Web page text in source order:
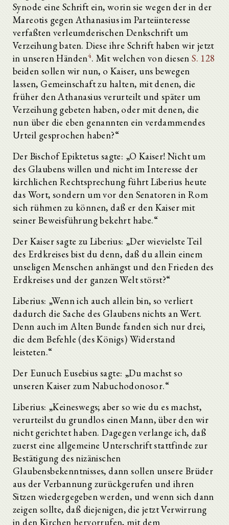
Synode eine Schrift ein, worin sie wegen der in der
Mareotis gegen Athanasius im Parteiinteresse
verfaßten verleumderischen Denkschrift um
Verzeihung baten. Diese ihre Schrift haben wir jetzt
in unseren Händen4. Mit welchen von diesenS. 128
beiden sollen wir nun, o Kaiser, uns bewegen
lassen, Gemeinschaft zu halten, mit denen, die
früher den Athanasius verurteilt und später um
Verzeihung gebeten haben, oder mit denen, die
nun über die eben genannten ein verdammendes
Urteil gesprochen haben?“
Der Bischof Epiktetus sagte: „O Kaiser! Nicht um
des Glaubens willen und nicht im Interesse der
kirchlichen Rechtsprechung führt Liberius heute
das Wort, sondern um vor den Senatoren in Rom
sich rühmen zu können, daß er den Kaiser mit
seiner Beweisführung bekehrt habe.“
Der Kaiser sagte zu Liberius: „Der wievielste Teil
des Erdkreises bist du denn, daß du allein einem
unseligen Menschen anhängst und den Frieden des
Erdkreises und der ganzen Welt störst?“
Liberius: „Wenn ich auch allein bin, so verliert
dadurch die Sache des Glaubens nichts an Wert.
Denn auch im Alten Bunde fanden sich nur drei,
die dem Befehle (des Königs) Widerstand
leisteten.“
Der Eunuch Eusebius sagte: „Du machst so
unseren Kaiser zum Nabuchodonosor.“
Liberius: „Keineswegs; aber so wie du es machst,
verurteilst du grundlos einen Mann, über den wir
nicht gerichtet haben. Dagegen verlange ich, daß
zuerst eine allgemeine Unterschrift stattfinde zur
Bestätigung des nizänischen
Glaubensbekenntnisses, dann sollen unsere Brüder
aus der Verbannung zurückgerufen und ihren
Sitzen wiedergegeben werden, und wenn sich dann
zeigen sollte, daß diejenigen, die jetzt Verwirrung
in den Kirchen hervorrufen, mit dem